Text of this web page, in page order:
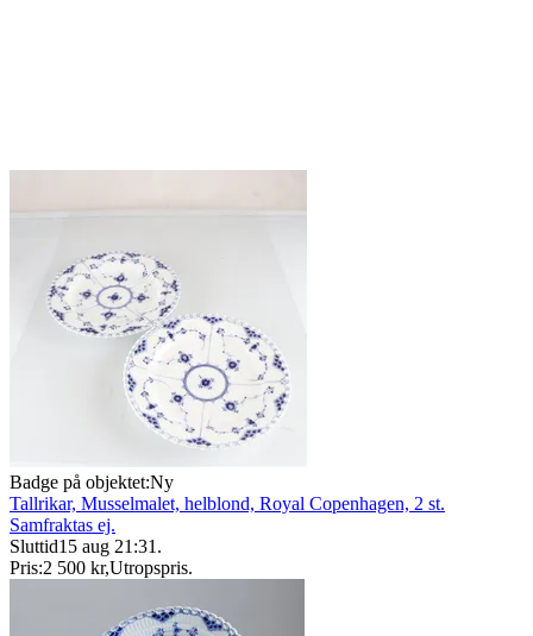
Badge på objektet:Ny
Tallrikar, Musselmalet, helblond, Royal Copenhagen, 2 st.
Samfraktas ej.
Sluttid15 aug 21:31 .
Pris:2 500 kr,Utropspris.